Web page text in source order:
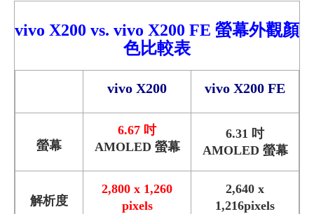
vivo X200 vs. vivo X200 FE 螢幕外觀顏
色比較表
vivo X200 vivo X200 FE
螢幕
6.67 吋
AMOLED 螢幕
6.31 吋
AMOLED 螢幕
解析度
2,800 x 1,260
pixels
2,640 x
1,216pixels